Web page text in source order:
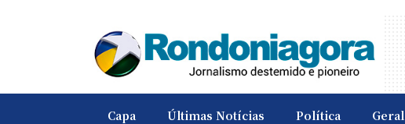
Capa Últimas Notícias Política Geral